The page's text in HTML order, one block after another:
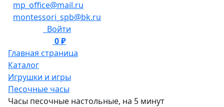
mp_office@mail.ru
montessori_spb@bk.ru
Войти
0 ₽
Главная страница
Каталог
Игрушки и игры
Песочные часы
Часы песочные настольные, на 5 минут